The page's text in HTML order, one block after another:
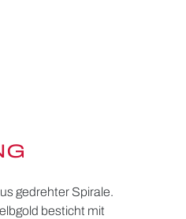
gedrehter Spirale.
besticht mit